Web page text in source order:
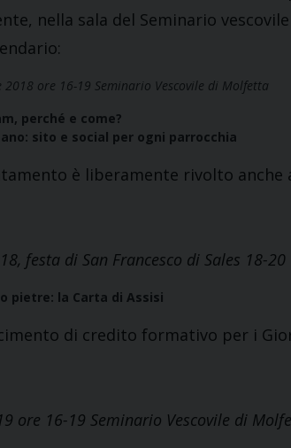
nella sala del Seminario
2018 ore 16-19 Seminario Vescovile di Molfetta
perché e come?
sito e social per ogni parrocchia
è liberamente rivolto anche
festa di San Francesco di Sales 18-20
pietre: la Carta di Assisi
di credito formativo per i
ore 16-19 Seminario Vescovile di